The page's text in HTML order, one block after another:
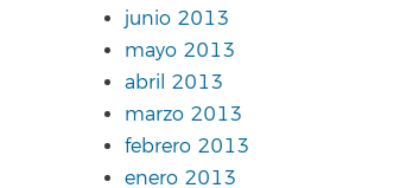
junio 2013
mayo 2013
abril 2013
marzo 2013
febrero 2013
enero 2013